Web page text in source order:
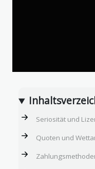
Seriosität und
Quoten und